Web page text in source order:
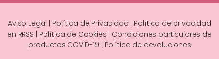
Aviso Legal | Política de Privacidad | Política de privacidad
en RRSS | Política de Cookies | Condiciones particulares de
productos COVID-19 | Política de devoluciones